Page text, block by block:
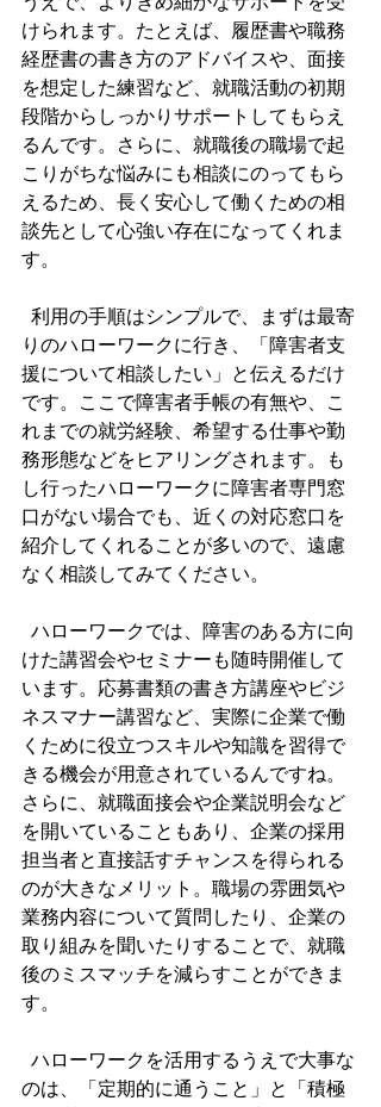
けられます。たとえば、履歴書や職務
経歴書の書き方のアドバイスや、面接
を想定した練習など、就職活動の初期
段階からしっかりサポートしてもらえ
るんです。さらに、就職後の職場で起
こりがちな悩みにも相談にのってもら
えるため、長く安心して働くための相
談先として心強い存在になってくれま
す。
りのハローワークに行き、「障害者支
援について相談したい」と伝えるだけ
です。ここで障害者手帳の有無や、こ
れまでの就労経験、希望する仕事や勤
務形態などをヒアリングされます。も
し行ったハローワークに障害者専門窓
口がない場合でも、近くの対応窓口を
紹介してくれることが多いので、遠慮
なく相談してみてください。
けた講習会やセミナーも随時開催して
います。応募書類の書き方講座やビジ
ネスマナー講習など、実際に企業で働
くために役立つスキルや知識を習得で
きる機会が用意されているんですね。
さらに、就職面接会や企業説明会など
を開いていることもあり、企業の採用
担当者と直接話すチャンスを得られる
のが大きなメリット。職場の雰囲気や
業務内容について質問したり、企業の
取り組みを聞いたりすることで、就職
後のミスマッチを減らすことができま
す。
のは、「定期的に通うこと」と「積極